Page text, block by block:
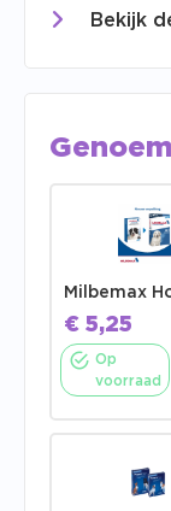
Bekijk
Milbemax
€ 5,25
Op
voorraad